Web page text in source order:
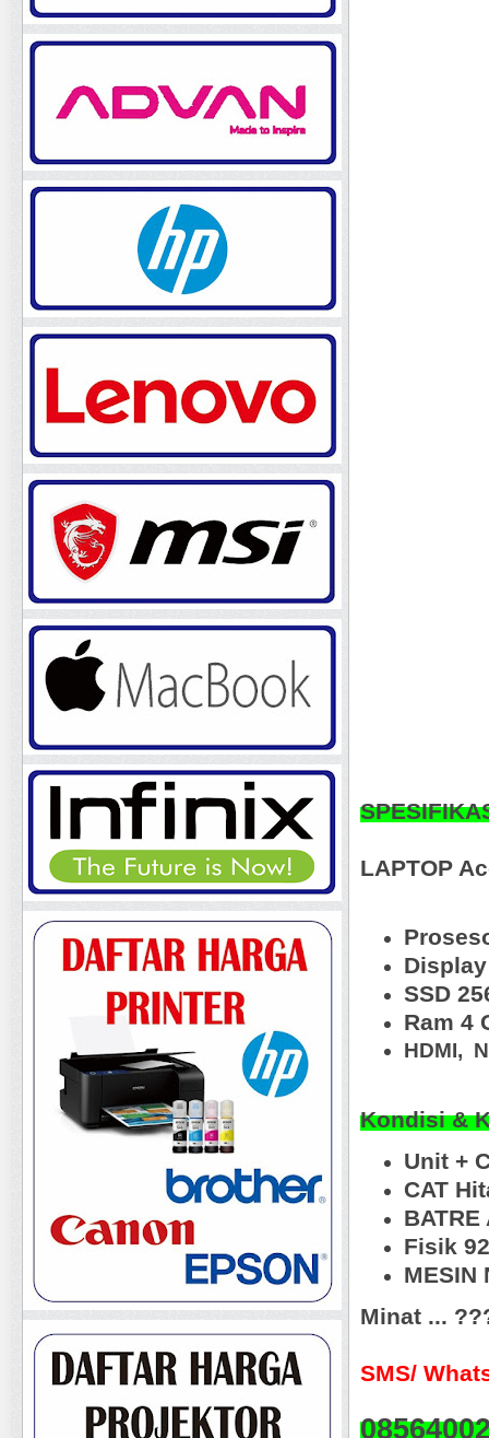
LAPTOP
SSD
Ram 4
HDMI,
Kondisi &
Unit +
CAT
BATRE
Fisik
MESIN
Minat ...
SMS/